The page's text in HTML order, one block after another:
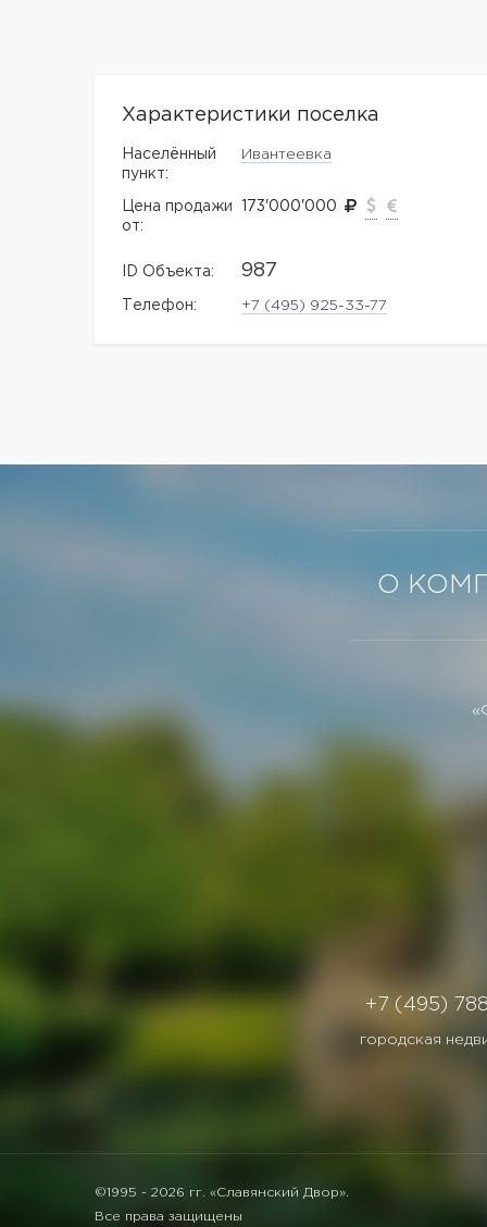
Характеристики поселка
Населённый
пункт:
Ивантеевка
Цена продажи
от:
173'000'000
ID Объекта: 987
Телефон: +7 (495) 925-33-77
О
+7 (495)
городская
©1995 - 2026 гг. «Славянский Двор».
Все права защищены